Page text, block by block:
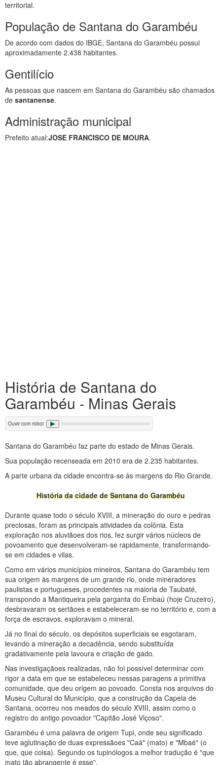
territorial.
População de Santana do Garambéu
De acordo com dados do IBGE, Santana do Garambéu possui
aproximadamente 2.438 habitantes.
Gentilício
As pessoas que nascem em Santana do Garambéu são chamados
de santanense.
Administração municipal
Prefeito atual:JOSE FRANCISCO DE MOURA.
História de Santana do
Garambéu - Minas Gerais
Ouvir com robot
Santana do Garambéu faz parte do estado de Minas Gerais.
Sua população recenseada em 2010 era de 2.235 habitantes.
A parte urbana da cidade encontra-se às margens do Rio Grande.
História da cidade de Santana do Garambéu
Durante quase todo o século XVIII, a mineração do ouro e pedras
preciosas, foram as principais atividades da colônia. Esta
exploração nos aluviãoes dos rios, fez surgir vários núcleos de
povoamento que desenvolveram-se rapidamente, transformando-
se em cidades e vilas.
Como em vários municípios mineiros, Santana do Garambéu tem
sua origem às margens de um grande rio, onde mineradores
paulistas e portugueses, procedentes na maioria de Taubaté,
transpondo a Mantiqueira pela garganta do Embaú (hoje Cruzeiro),
desbravaram os sertãoes e estabeleceram-se no território e, com a
força de escravos, exploravam o mineral.
Já no final do século, os depósitos superficiais se esgotaram,
levando a mineração a decadência, sendo substituída
gradativamente pela lavoura e criação de gado.
Nas investigaçãoes realizadas, não foi possível determinar com
rigor a data em que se estabeleceu nessas paragens a primitiva
comunidade, que deu origem ao povoado. Consta nos arquivos do
Museu Cultural do Município, que a construção da Capela de
Santana, ocorreu nos meados do século XVIII, assim como o
registro do antigo povoador "Capitão José Viçoso".
Garambéu é uma palavra de origem Tupi, onde seu significado
teve aglutinação de duas expressãoes "Caá" (mato) e "Mbaé" (o
que, que coisa). Segundo os tupinólogos a melhor tradução é "que
mato tão abrangente é esse".